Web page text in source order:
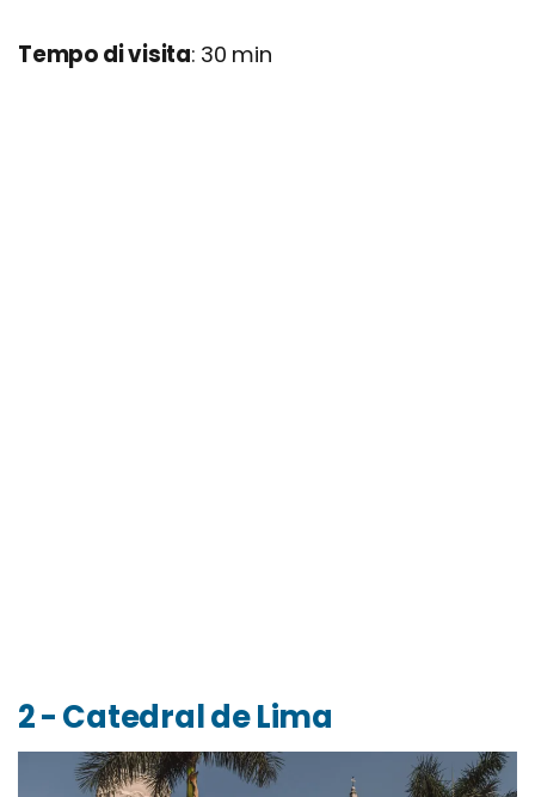
Tempo di visita: 30 min
2 - Catedral de Lima